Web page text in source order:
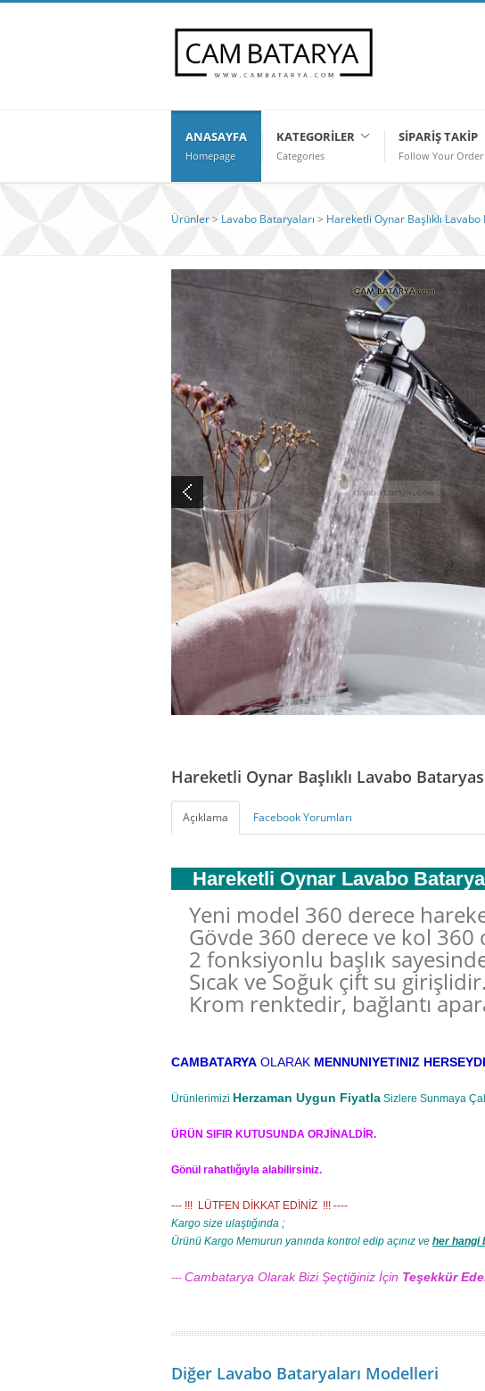
ANASAYFA
Homepage
KATEGORILER
Categories
SIPARIŞ TAKIP
Follow Your Order
Ürünler> Lavabo Bataryaları > Hareketli Oynar Başlıklı Lavabo
Hareketli Oynar Başlıklı Lavabo
Açıklama Facebook Yorumları
Hareketli Oynar Lavabo
Yeni model 360 derece
Gövde 360 derece ve kol
2 fonksiyonlu başlık
Sıcak ve Soğuk çift su girişlidir.
Krom renktedir, bağlantı
CAMBATARYA OLARAK MENNUNIYETINIZ
Ürünlerimizi Herzaman Uygun Fiyatla Sizlere Sunmaya
ÜRÜN SIFIR KUTUSUNDA ORJİNALDİR.
Gönül rahatlığıyla alabilirsiniz.
--- !!! LÜTFEN DİKKAT EDİNİZ !!! ----
Kargo size ulaştığında ;
Ürünü Kargo Memurun yanında kontrol edip açınız ve her hangi
--- Cambatarya Olarak Bizi Şeçtiğiniz İçin Teşekkür
Diğer Lavabo Bataryaları Modelleri